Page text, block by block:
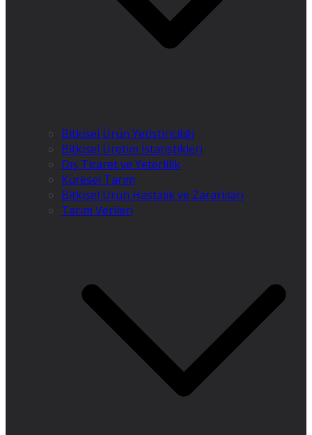
Bitkisel Ürün Yetiştiriciliği
Bitkisel Üretim İstatistikleri
Dış Ticaret ve Yeterlilik
Küresel Tarım
Bitkisel Ürün Hastalık ve Zararlıları
Tarım Verileri